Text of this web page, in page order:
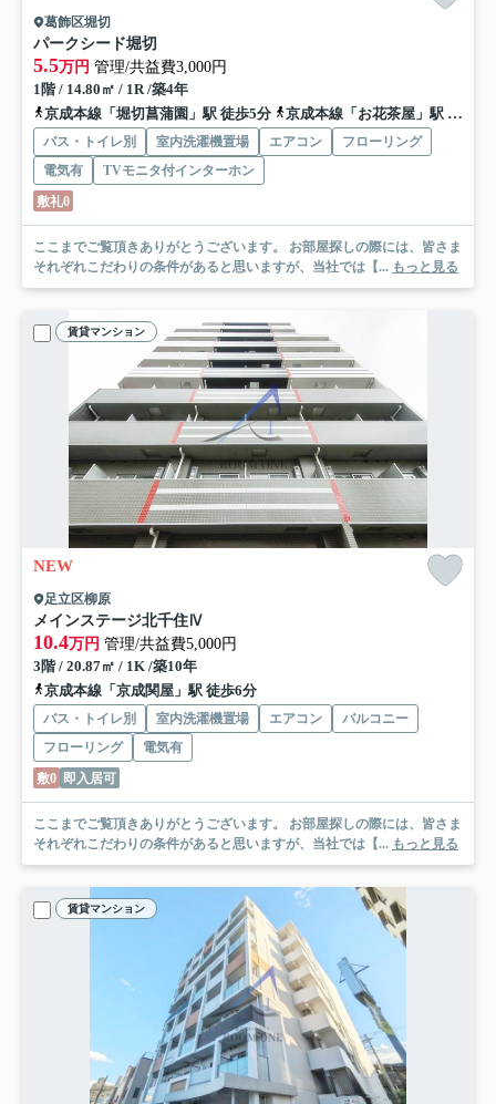
葛飾区堀切
パークシード堀切
5.5万円 管理/共益費3,000円
1階 / 14.80㎡ / 1R /築4年
京成本線「堀切菖蒲園」駅 徒歩5分
京成本線「お花茶屋」駅 徒歩18分
バス・トイレ別 室内洗濯機置場 エアコン
フローリング
電気有
TVモニタ付インターホン
敷礼0
ここまでご覧頂きありがとうございます。 お部屋探しの際には、皆さま
それぞれこだわりの条件があると思いますが、当社では【... もっと見る
賃貸マンション
NEW
足立区柳原
メインステージ北千住Ⅳ
10.4万円 管理/共益費5,000円
3階 / 20.87㎡ / 1K /築10年
京成本線「京成関屋」駅 徒歩6分
バス・トイレ別 室内洗濯機置場 エアコン
バルコニー
フローリング
電気有
敷0 即入居可
ここまでご覧頂きありがとうございます。 お部屋探しの際には、皆さま
それぞれこだわりの条件があると思いますが、当社では【... もっと見る
賃貸マンション